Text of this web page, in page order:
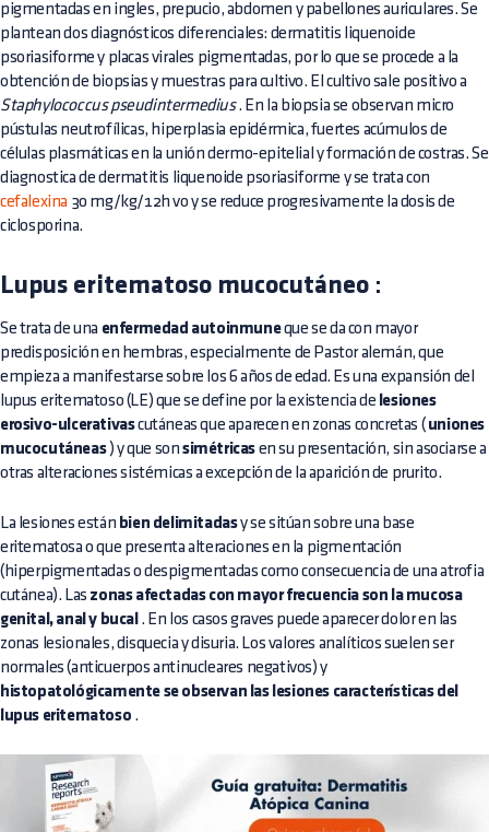
pigmentadas en ingles, prepucio, abdomen y pabellones auriculares. Se
plantean dos diagnósticos diferenciales: dermatitis liquenoide
psoriasiforme y placas virales pigmentadas, por lo que se procede a la
obtención de biopsias y muestras para cultivo. El cultivo sale positivo a
Staphylococcus pseudintermedius. En la biopsia se observan micro
pústulas neutrofílicas, hiperplasia epidérmica, fuertes acúmulos de
células plasmáticas en la unión dermo-epitelial y formación de costras. Se
diagnostica de dermatitis liquenoide psoriasiforme y se trata con
cefalexina 30 mg/kg/12h vo y se reduce progresivamente la dosis de
ciclosporina.
Lupus eritematoso mucocutáneo :
Se trata de una enfermedad autoinmuneque se da con mayor
predisposición en hembras, especialmente de Pastor alemán, que
empieza a manifestarse sobre los 6 años de edad. Es una expansión del
lupus eritematoso (LE) que se define por la existencia de lesiones
erosivo-ulcerativascutáneas que aparecen en zonas concretas ( uniones
mucocutáneas) y que sonsimétricas en su presentación, sin asociarse a
otras alteraciones sistémicas a excepción de la aparición de prurito.
La lesiones están bien delimitadasy se sitúan sobre una base
eritematosa o que presenta alteraciones en la pigmentación
(hiperpigmentadas o despigmentadas como consecuencia de una atrofia
cutánea). Las zonas afectadas con mayor frecuencia son la mucosa
genital, anal y bucal . En los casos graves puede aparecer dolor en las
zonas lesionales, disquecia y disuria. Los valores analíticos suelen ser
normales (anticuerpos antinucleares negativos) y
histopatológicamente se observan las lesiones características del
lupus eritematoso .